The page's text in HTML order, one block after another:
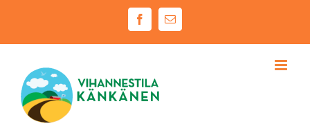
content
FacebookEmail